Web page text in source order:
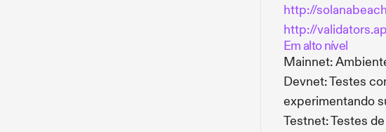
http://
http://
Em alto nível
Mainnet:
Devnet: Testes
experimentando
Testnet: Testes